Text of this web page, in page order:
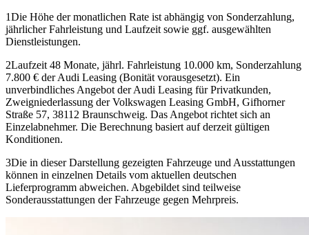
1Die Höhe der monatlichen Rate ist abhängig von Sonderzahlung,
jährlicher Fahrleistung und Laufzeit sowie ggf. ausgewählten
Dienstleistungen.
2Laufzeit 48 Monate, jährl. Fahrleistung 10.000 km, Sonderzahlung
7.800 € der Audi Leasing (Bonität vorausgesetzt). Ein
unverbindliches Angebot der Audi Leasing für Privatkunden,
Zweigniederlassung der Volkswagen Leasing GmbH, Gifhorner
Straße 57, 38112 Braunschweig. Das Angebot richtet sich an
Einzelabnehmer. Die Berechnung basiert auf derzeit gültigen
Konditionen.
3Die in dieser Darstellung gezeigten Fahrzeuge und Ausstattungen
können in einzelnen Details vom aktuellen deutschen
Lieferprogramm abweichen. Abgebildet sind teilweise
Sonderausstattungen der Fahrzeuge gegen Mehrpreis.